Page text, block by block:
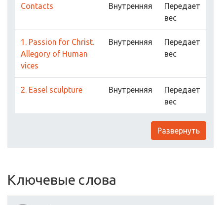
Contacts Внутренняя
Передает
вес
1. Passion for Christ.
Allegory of Human
vices
Внутренняя
Передает
вес
2. Easel sculpture Внутренняя
Передает
вес
Развернуть
Ключевые слова